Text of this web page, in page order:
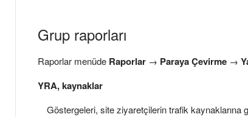
Grup raporları
Raporlar menüde Raporlar → Paraya Çevirme →
YRA, kaynaklar
Göstergeleri, site ziyaretçilerin trafik kaynaklarına